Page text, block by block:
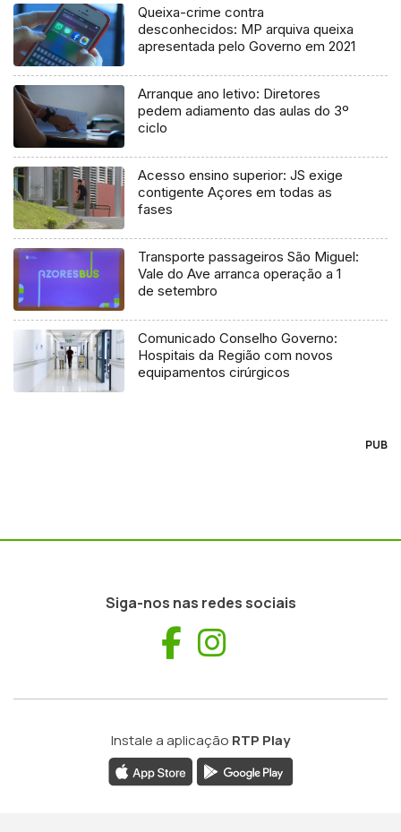
Queixa-crime contra
desconhecidos: MP arquiva queixa
apresentada pelo Governo em 2021
Arranque ano letivo: Diretores
pedem adiamento das aulas do 3º
ciclo
Acesso ensino superior: JS exige
contigente Açores em todas as
fases
Transporte passageiros São Miguel:
Vale do Ave arranca operação a 1
de setembro
Comunicado Conselho Governo:
Hospitais da Região com novos
equipamentos cirúrgicos
PUB
Siga-nos nas redes sociais
Facebook
Instale a aplicação RTP Play